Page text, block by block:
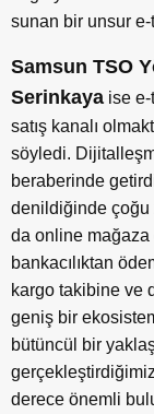
sunan bir unsur
Samsun TSO
Serinkaya ise
satış kanalı
söyledi.
beraberinde
denildiğinde çoğu
da online mağaza
bankacılıktan
kargo takibine ve
geniş bir
bütüncül bir
derece önemli